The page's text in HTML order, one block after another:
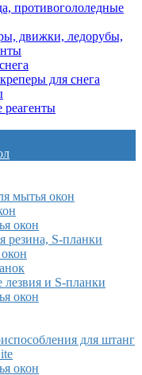
противогололедные
движки, ледорубы,
для снега
реагенты
мытья окон
окон
резина, S-планки
и S-планки
окон
для штанг
окон